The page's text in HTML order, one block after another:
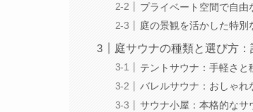
プライベート空間で自由
庭の景観を活かした特別
庭サウナの種類と選び方
テントサウナ：手軽さと
バレルサウナ：おしゃれ
サウナ小屋：本格的な